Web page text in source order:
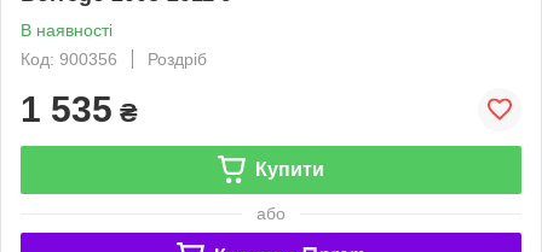
В наявності
Код: 900356
Роздріб
1 535 ₴
Купити
або